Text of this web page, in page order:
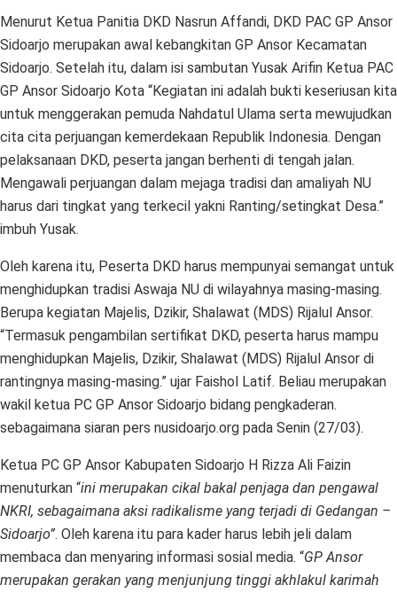
Menurut Ketua Panitia DKD Nasrun Affandi, DKD PAC GP Ansor
Sidoarjo merupakan awal kebangkitan GP Ansor Kecamatan
Sidoarjo. Setelah itu, dalam isi sambutan Yusak Arifin Ketua PAC
GP Ansor Sidoarjo Kota “Kegiatan ini adalah bukti keseriusan kita
untuk menggerakan pemuda Nahdatul Ulama serta mewujudkan
cita cita perjuangan kemerdekaan Republik Indonesia. Dengan
pelaksanaan DKD, peserta jangan berhenti di tengah jalan.
Mengawali perjuangan dalam mejaga tradisi dan amaliyah NU
harus dari tingkat yang terkecil yakni Ranting/setingkat Desa.”
imbuh Yusak.
Oleh karena itu, Peserta DKD harus mempunyai semangat untuk
menghidupkan tradisi Aswaja NU di wilayahnya masing-masing.
Berupa kegiatan Majelis, Dzikir, Shalawat (MDS) Rijalul Ansor.
“Termasuk pengambilan sertifikat DKD, peserta harus mampu
menghidupkan Majelis, Dzikir, Shalawat (MDS) Rijalul Ansor di
rantingnya masing-masing.” ujar Faishol Latif. Beliau merupakan
wakil ketua PC GP Ansor Sidoarjo bidang pengkaderan.
sebagaimana siaran pers nusidoarjo.org pada Senin (27/03).
Ketua PC GP Ansor Kabupaten Sidoarjo H Rizza Ali Faizin
menuturkan “ini merupakan cikal bakal penjaga dan pengawal
NKRI, sebagaimana aksi radikalisme yang terjadi di Gedangan –
Sidoarjo”. Oleh karena itu para kader harus lebih jeli dalam
membaca dan menyaring informasi sosial media. “GP Ansor
merupakan gerakan yang menjunjung tinggi akhlakul karimah